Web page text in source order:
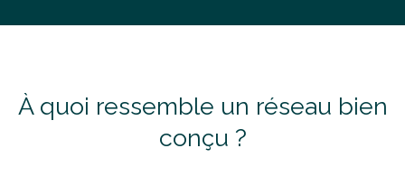
À quoi ressemble un réseau bien
conçu ?